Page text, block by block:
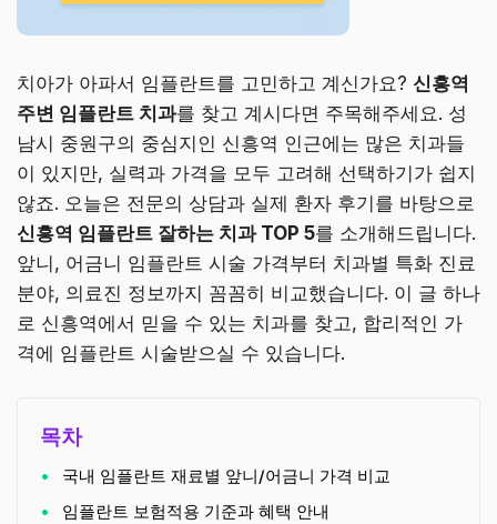
치아가 아파서 임플란트를 고민하고 계신가요? 신흥역
주변 임플란트 치과를 찾고 계시다면 주목해주세요. 성
남시 중원구의 중심지인 신흥역 인근에는 많은 치과들
이 있지만, 실력과 가격을 모두 고려해 선택하기가 쉽지
않죠. 오늘은 전문의 상담과 실제 환자 후기를 바탕으로
신흥역 임플란트 잘하는 치과 TOP 5를 소개해드립니다.
앞니, 어금니 임플란트 시술 가격부터 치과별 특화 진료
분야, 의료진 정보까지 꼼꼼히 비교했습니다. 이 글 하나
로 신흥역에서 믿을 수 있는 치과를 찾고, 합리적인 가
격에 임플란트 시술받으실 수 있습니다.
목차
국내 임플란트 재료별 앞니/어금니 가격 비교
임플란트 보험적용 기준과 혜택 안내